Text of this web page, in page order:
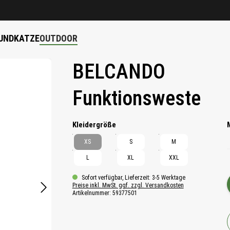
KATZEOUTDOOR
BELCANDO
Funktionsweste
Kleidergrößeauswählen
XS S M
L XL XXL
Sofort verfügbar, Lieferzeit: 3-5 Werktage
Preise inkl. MwSt. ggf. zzgl. Versandkosten
Artikelnummer: 59377501